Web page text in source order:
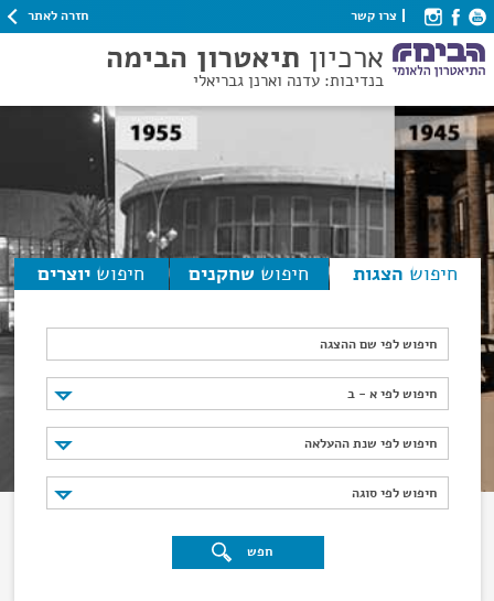
צרו קשר חזרה לאתר
ארכיון תיאטרון הבימה
בנדיבות: עדנה וארנן גבריאלי
חיפוש הצגות חיפוש שחקנים חיפוש יוצרים
חיפוש לפי שם ההצגה
חיפוש לפי א - ב
חיפוש לפי א - ב
חיפוש לפי שנת ההעלאה
חיפוש לפי שנת ההעלאה
חיפוש לפי סוגה
חיפוש לפי סוגה
חפש